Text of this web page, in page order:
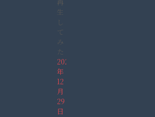
再
生
し
て
み
た
2021
年
12
月
29
日